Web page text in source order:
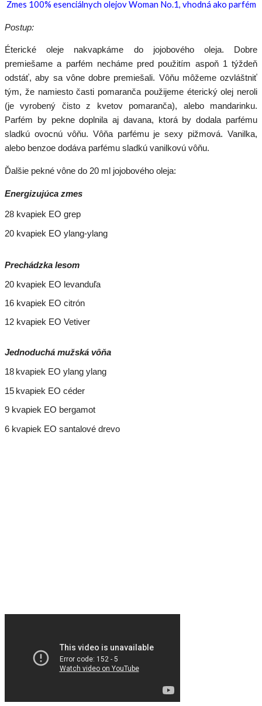
Zmes 100% esenciálnych olejov Woman No.1, vhodná ako parfém
Postup:
Éterické oleje nakvapkáme do jojobového oleja. Dobre
premiešame a parfém necháme pred použitím aspoň 1 týždeň
odstáť, aby sa vône dobre premiešali. Vôňu môžeme ozvláštniť
tým, že namiesto časti pomaranča použijeme éterický olej neroli
(je vyrobený čisto z kvetov pomaranča), alebo mandarinku.
Parfém by pekne doplnila aj davana, ktorá by dodala parfému
sladkú ovocnú vôňu. Vôňa parfému je sexy pižmová. Vanilka,
alebo benzoe dodáva parfému sladkú vanilkovú vôňu.
Ďalšie pekné vône do 20 ml jojobového oleja:
Energizujúca zmes
28 kvapiek EO grep
20 kvapiek EO ylang-ylang
Prechádzka lesom
20 kvapiek EO levanduľa
16 kvapiek EO citrón
12 kvapiek EO Vetiver
Jednoduchá mužská vôňa
18 kvapiek EO ylang ylang
15 kvapiek EO céder
9 kvapiek EO bergamot
6 kvapiek EO santalové drevo